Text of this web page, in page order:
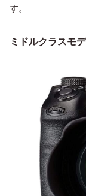
す。
ミドルクラスモ